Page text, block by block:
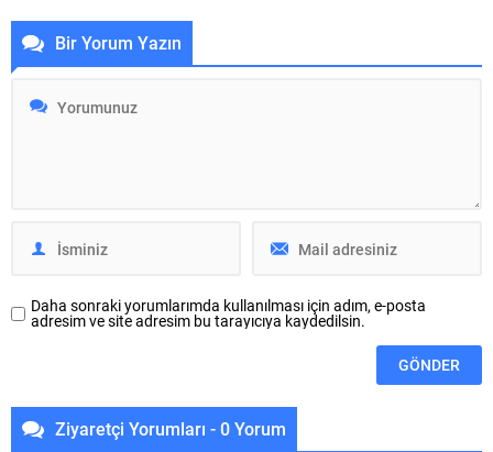
yansımasıdır. Evin çatısı, bir evin
en önemli koruyucu
unsurlarından biridir ve çatı
yıkıldığında, kişinin kendisini
savunmasız hissetmesine neden
Bir Yorum Yazın
Daha sonraki yorumlarımda kullanılması için adım, e-posta
adresim ve site adresim bu tarayıcıya kaydedilsin.
Ziyaretçi Yorumları - 0 Yorum